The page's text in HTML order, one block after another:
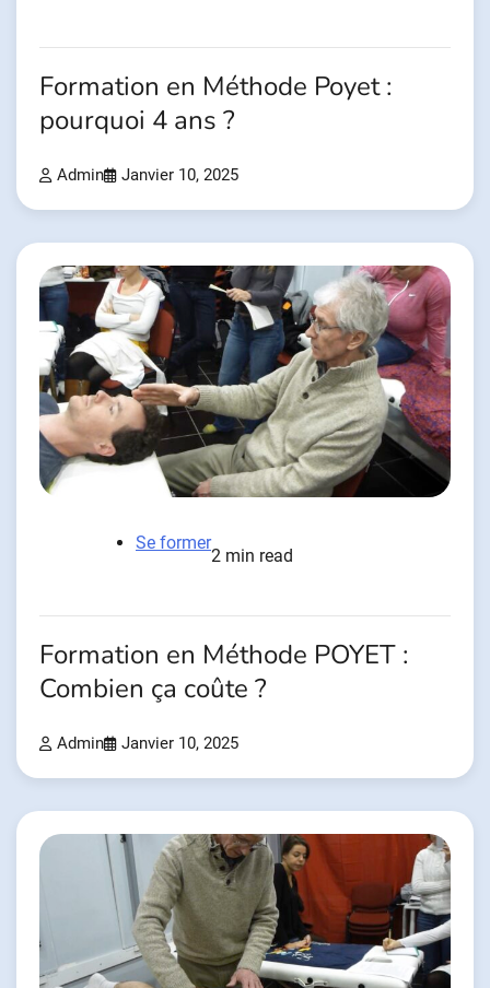
Formation en Méthode Poyet :
pourquoi 4 ans ?
Admin Janvier 10, 2025
Se former
2 min read
Formation en Méthode POYET :
Combien ça coûte ?
Admin Janvier 10, 2025